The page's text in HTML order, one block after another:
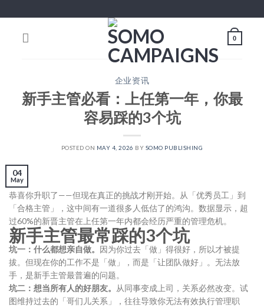
to
content
0
企业资讯
新手主管必看：上任第一年，你最
容易踩的3个坑
POSTED ON MAY 4, 2026 BY SOMO PUBLISHING
04
May
恭喜你升职了——但现在真正的挑战才刚开始。从「优秀员工」到
「合格主管」，这中间有一道很多人低估了的鸿沟。数据显示，超
过60%的新晋主管在上任第一年内都会经历严重的管理危机。
新手主管最常踩的3个坑
坑一：什么都想亲自做。 因为你过去「做」得很好，所以才被提
拔。但现在你的工作不是「做」，而是「让团队做好」。无法放
手，是新手主管最普遍的问题。
坑二：想当所有人的好朋友。
从同事变成上司，关系必然改变。试
图维持过去的「哥们儿关系」，往往导致你无法有效执行管理职